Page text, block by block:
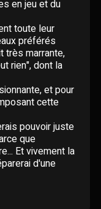
en jeu et du
toute leur
préférés
très marrante,
rien", dont la
et pour
cette
pouvoir juste
que
Et vivement la
d'une